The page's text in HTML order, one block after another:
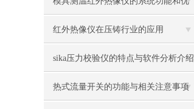
点概述
红外热像仪在压铸行业的应用
sika压力校验仪的特点与软件分析介绍
热式流量开关的功能与相关注意事项